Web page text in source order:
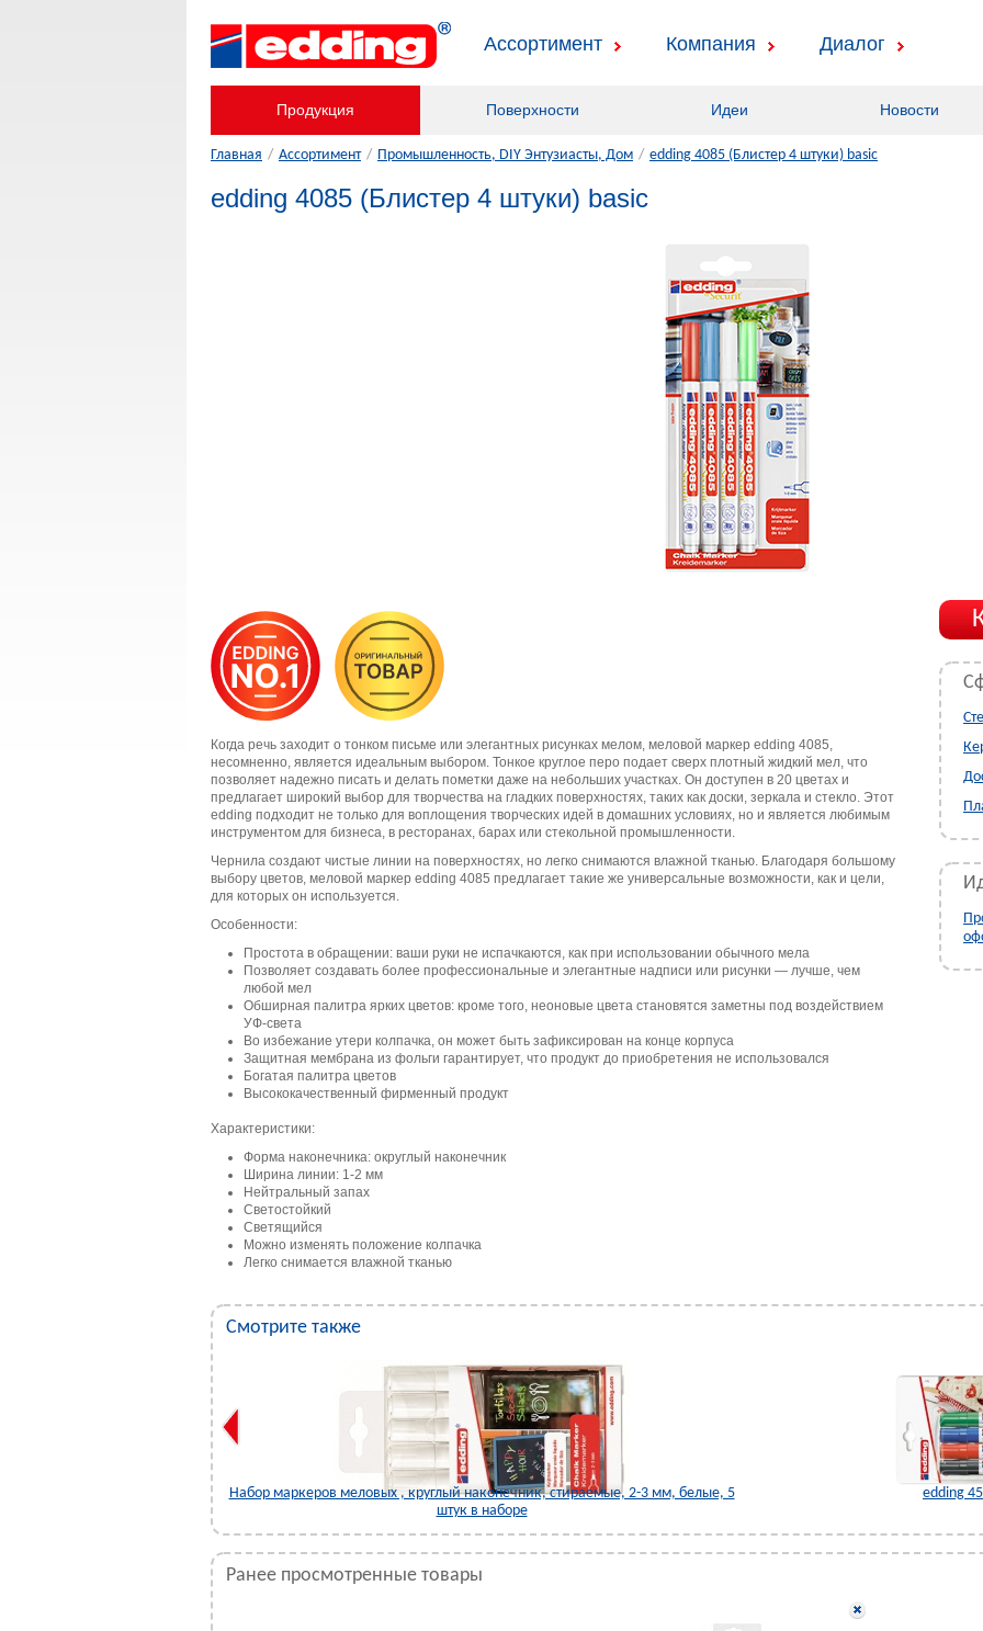
Ассортимент Компания Диалог
Продукция Поверхности Идеи Новости
Главная / Ассортимент / Промышленность, DIY Энтузиасты, Дом / edding 4085 (Блистер 4 штуки) basic
edding 4085 (Блистер 4 штуки) basic
Когда речь заходит о тонком письме или элегантных рисунках мелом, меловой маркер edding 4085,
несомненно, является идеальным выбором. Тонкое круглое перо подает сверх плотный жидкий мел, что
позволяет надежно писать и делать пометки даже на небольших участках. Он доступен в 20 цветах и
предлагает широкий выбор для творчества на гладких поверхностях, таких как доски, зеркала и стекло. Этот
edding подходит не только для воплощения творческих идей в домашних условиях, но и является любимым
инструментом для бизнеса, в ресторанах, барах или стекольной промышленности.
Чернила создают чистые линии на поверхностях, но легко снимаются влажной тканью. Благодаря большому
выбору цветов, меловой маркер edding 4085 предлагает такие же универсальные возможности, как и цели,
для которых он используется.
Особенности:
Простота в обращении: ваши руки не испачкаются, как при использовании обычного мела
Позволяет создавать более профессиональные и элегантные надписи или рисунки — лучше, чем
любой мел
Обширная палитра ярких цветов: кроме того, неоновые цвета становятся заметны под воздействием
УФ-света
Во избежание утери колпачка, он может быть зафиксирован на конце корпуса
Защитная мембрана из фольги гарантирует, что продукт до приобретения не использовался
Богатая палитра цветов
Высококачественный фирменный продукт
Характеристики:
Форма наконечника: округлый наконечник
Ширина линии: 1-2 мм
Нейтральный запах
Светостойкий
Светящийся
Можно изменять положение колпачка
Легко снимается влажной тканью
Смотрите также
Набор маркеров меловых , круглый наконечник, стираемые, 2-3 мм, белые, 5
штук в наборе
edding
Ранее просмотренные товары